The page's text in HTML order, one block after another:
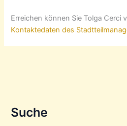
Erreichen können Sie Tolga Cerci
Kontaktedaten des
Suche